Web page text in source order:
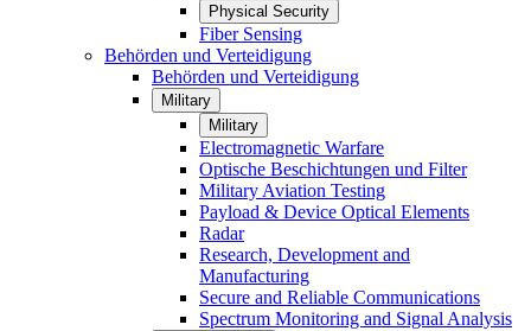
Physical Security
Fiber Sensing
Behörden und Verteidigung
Behörden und Verteidigung
Military
Military
Electromagnetic Warfare
Optische Beschichtungen und Filter
Military Aviation Testing
Payload & Device Optical Elements
Radar
Research, Development and
Manufacturing
Secure and Reliable Communications
Spectrum Monitoring and Signal Analysis